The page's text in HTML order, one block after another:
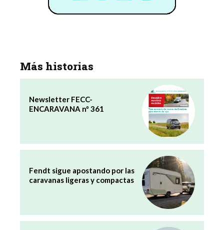
Más historias
Newsletter FECC-
ENCARAVANA nº 361
Fendt sigue apostando por las
caravanas ligeras y compactas